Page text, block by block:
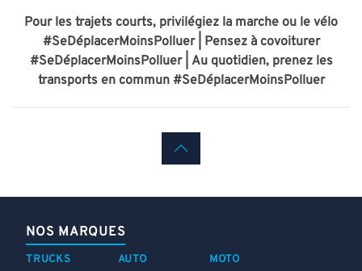
Pour les trajets courts, privilégiez la marche ou le vélo
#SeDéplacerMoinsPolluer | Pensez à covoiturer
#SeDéplacerMoinsPolluer | Au quotidien, prenez les
transports en commun #SeDéplacerMoinsPolluer
NOS MARQUES
TRUCKS AUTO MOTO